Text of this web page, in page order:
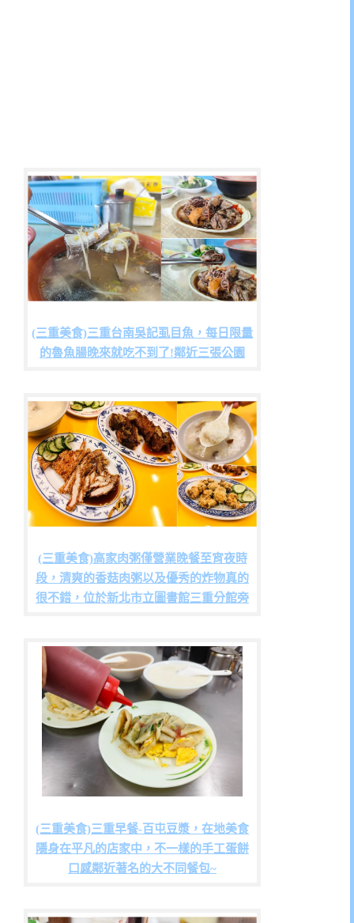
(三重美食)三重台南吳記虱目魚，每日限量
的魯魚腸晚來就吃不到了!鄰近三張公園
(三重美食)高家肉粥僅營業晚餐至宵夜時
段，清爽的香菇肉粥以及優秀的炸物真的
很不錯，位於新北市立圖書館三重分館旁
(三重美食)三重早餐-百屯豆漿，在地美食
隱身在平凡的店家中，不一樣的手工蛋餅
口感鄰近著名的大不同餐包~